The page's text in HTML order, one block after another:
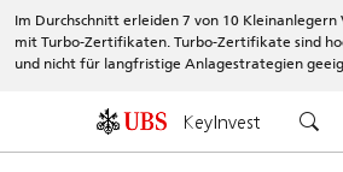
Im Durchschnitt erleiden 7 von 10
mit Turbo-Zertifikaten. Turbo-Zertifikate sind
und nicht für langfristige Anlagestrategien
KeyInvest